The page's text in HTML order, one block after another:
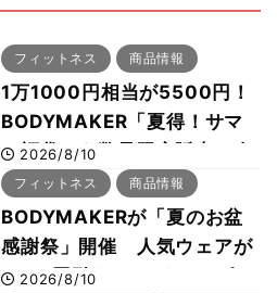
フィットネス 商品情報
1万1000円相当が5500円！
BODYMAKER「夏得！サマ
ー福袋」を数量限定販売 次
回使える1000円OFFクーポ
ンも
2026/8/10
フィットネス 商品情報
BODYMAKERが「夏のお盆
感謝祭」開催 人気ウェアが
1000円引き、UVクールポン
2026/8/10